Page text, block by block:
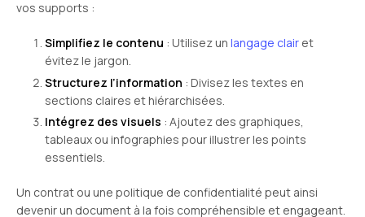
vos supports :
Simplifiez le contenu : Utilisez un langage clair et
évitez le jargon.
Structurez l’information : Divisez les textes en
sections claires et hiérarchisées.
Intégrez des visuels : Ajoutez des graphiques,
tableaux ou infographies pour illustrer les points
essentiels.
Un contrat ou une politique de confidentialité peut ainsi
devenir un document à la fois compréhensible et engageant.